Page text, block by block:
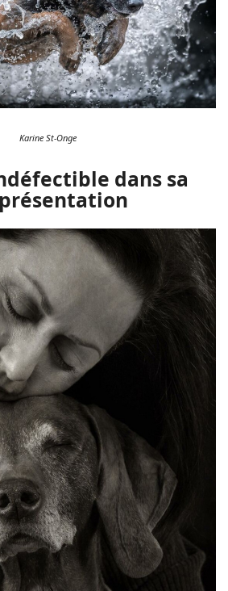
Karine St-Onge
dans sa